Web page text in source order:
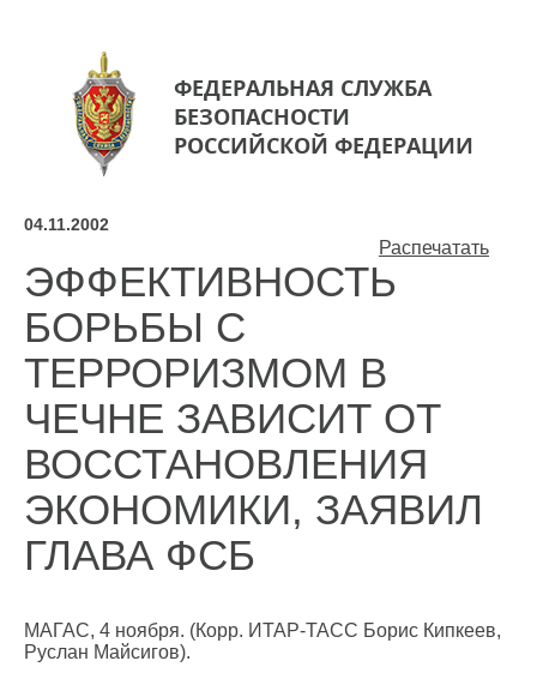
ФЕДЕРАЛЬНАЯ СЛУЖБА
БЕЗОПАСНОСТИ
РОССИЙСКОЙ ФЕДЕРАЦИИ
Распечатать
04.11.2002
ЭФФЕКТИВНОСТЬ
БОРЬБЫ С
ТЕРРОРИЗМОМ В
ЧЕЧНЕ ЗАВИСИТ ОТ
ВОССТАНОВЛЕНИЯ
ЭКОНОМИКИ, ЗАЯВИЛ
ГЛАВА ФСБ
МАГАС, 4 ноября. (Корр. ИТАР-ТАСС Борис Кипкеев,
Руслан Майсигов).